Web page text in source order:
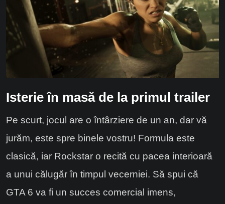
Isterie în masă de la primul trailer
Pe scurt, jocul are o întârziere de un an, dar vă
jurăm, este spre binele vostru! Formula este
clasică, iar Rockstar o recită cu pacea interioară
a unui călugăr în timpul vecerniei. Să spui că
GTA 6 va fi un succes comercial imens,